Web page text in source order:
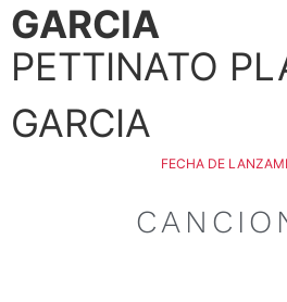
GARCIA
PETTINATO
GARCIA
FECHA DE